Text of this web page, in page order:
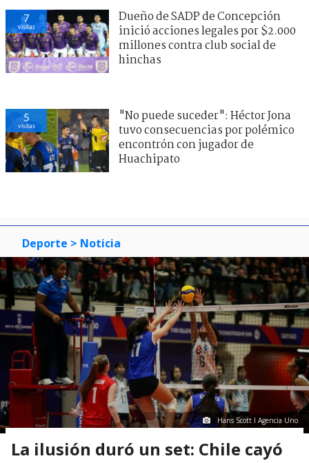
7
visitas
Dueño de SADP de Concepción
inició acciones legales por $2.000
millones contra club social de
hinchas
5
visitas
"No puede suceder": Héctor Jona
tuvo consecuencias por polémico
encontrón con jugador de
Huachipato
Deporte > Noticia
Hans Scott I Agencia Uno
La ilusión duró un set: Chile cayó